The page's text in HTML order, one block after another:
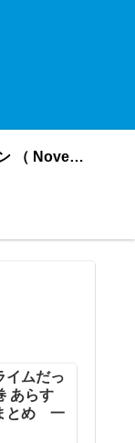
フィクション （ Novel ） あいうえお順
イムだっ
あらす
とめ 一